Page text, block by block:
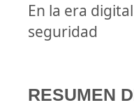
En la era
seguridad
RESUMEN